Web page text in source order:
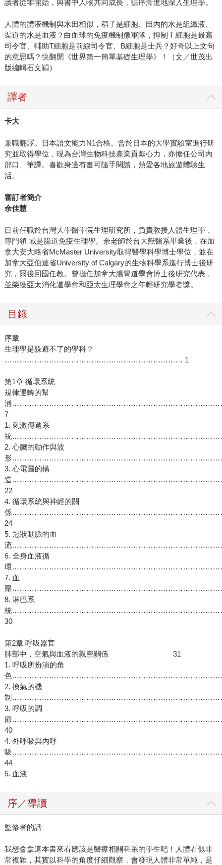
讀者從零開始，與書中人物共同成長，循序漸進地深入生理學。
人體的體液機制與水田相似，稻子是細胞、田內的水是組織液、
渠道的水是血液？白血球的免疫機制像軍隊，抑制Ｔ細胞是最高
司令官、輔助T細胞是前線司令官、B細胞是士兵？好奇以上文句
的意思嗎？快翻開《世界第一簡單基礎生理學》！（文／世茂出
版編輯石文穎）
譯者
卡大
兼職翻譯。日本語文能力N1合格。曾於日本的大學實驗室進行研
究並取得學位，現為台灣生物科技產業貢獻心力，亦擔任公司內
部口、筆譯。喜歡身邊有書可隨手閱讀，熱愛各地旅遊體驗生
活。
審訂者簡介
余佳慧
目前任職於台灣大學醫學院生理研究所，負責教授人體生理學，
專門領 域是腸道免疫生理學。余老師於台大獸醫系畢業後，在加
拿大安大略省McMaster University取得醫學科學博士學位，並在
加拿大亞伯達省University of Calgary的生物科學系進行博士後研
究，爾後回國任教。曾擔任加拿大腸胃道學會博士後研究代表，
並榮獲亞太消化道學會和亞太生理學會之年輕研究學者獎。
目錄
序章
生理學是躲避不了的學科？
……………………………………………………………… 1
第1章 循環系統
規律運轉的幫
浦
7
1. 刺激傳遞系
統
2. 心臟的動作與波
形
3. 心電圖的構
造
22
4. 循環系統與神經的關
係
24
5. 冠狀動脈的血
流
6. 全身血液循
環
7. 血
壓
8. 淋巴系
統
30
第2章 呼吸器官
肺部中，空氣與血液的親密關係 31
1. 呼吸所扮演的角
色
2. 換氣的機
制
3. 呼吸的調
節
40
4. 外呼吸與內呼
吸
44
5. 血液
序／導讀
監修者的話
我想會拿這本書來看應該是醫療相關科系的學生吧！人體看似非
常複雜，其實以科學的角度仔細觀察，會發現人體非常單純，是